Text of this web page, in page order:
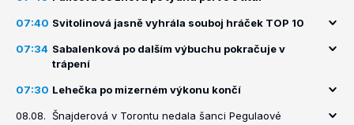
07:40 Svitolinová jasně vyhrála souboj hráček TOP 10
07:34 Sabalenková po dalším výbuchu pokračuje v
trápení
07:30 Lehečka po mizerném výkonu končí
08.08. Šnajderová v Torontu nedala šanci Pegulaové